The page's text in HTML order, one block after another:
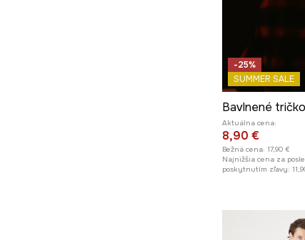
-25%
SUMMER SALE
Aktuálna cena:
8,90 €
Bežná cena: 17,90 €
Najnižšia cena za
poskytnutím zľavy: